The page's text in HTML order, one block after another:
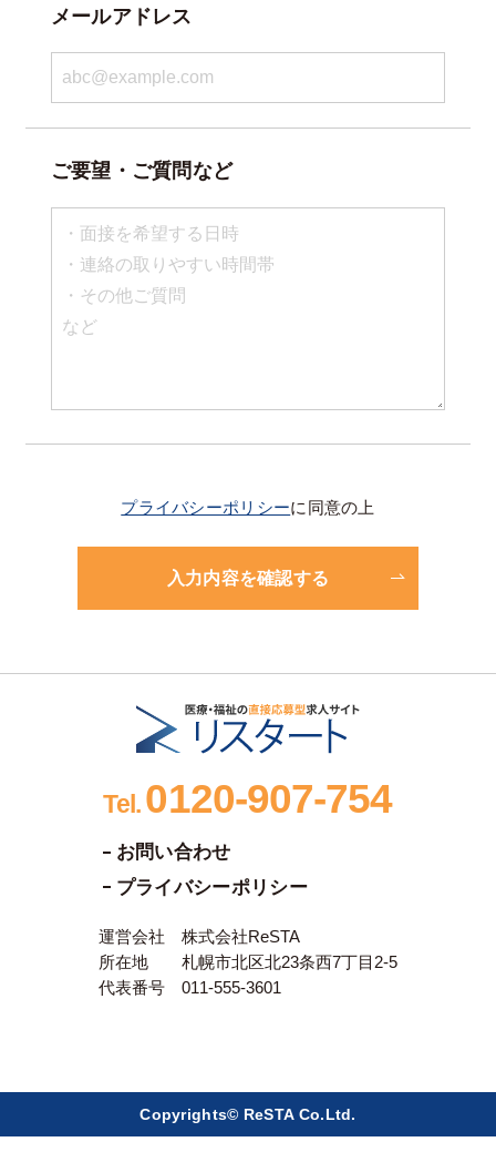
メールアドレス
ご要望・ご質問など
プライバシーポリシーに同意の上
入力内容を確認する
Tel.0120-907-754
お問い合わせ
プライバシーポリシー
運営会社 株式会社ReSTA
所在地 札幌市北区北23条西7丁目2-5
代表番号 011-555-3601
Copyrights© ReSTA Co.Ltd.